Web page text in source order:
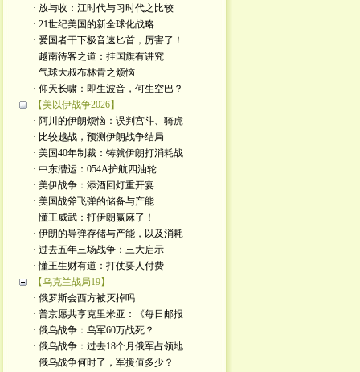
· 放与收：江时代与习时代之比较
· 21世纪美国的新全球化战略
· 爱国者干下极音速匕首，厉害了！
· 越南待客之道：挂国旗有讲究
· 气球大叔布林肯之烦恼
· 仰天长啸：即生波音，何生空巴？
【美以伊战争2026】
· 阿川的伊朗烦恼：误判宫斗、骑虎
· 比较越战，预测伊朗战争结局
· 美国40年制裁：铸就伊朗打消耗战
· 中东漕运：054A护航四油轮
· 美伊战争：添酒回灯重开宴
· 美国战斧飞弹的储备与产能
· 懂王威武：打伊朗赢麻了！
· 伊朗的导弹存储与产能，以及消耗
· 过去五年三场战争：三大启示
· 懂王生财有道：打仗要人付费
【乌克兰战局19】
· 俄罗斯会西方被灭掉吗
· 普京愿共享克里米亚：《每日邮报
· 俄乌战争：乌军60万战死？
· 俄乌战争：过去18个月俄军占领地
· 俄乌战争何时了，军援值多少？